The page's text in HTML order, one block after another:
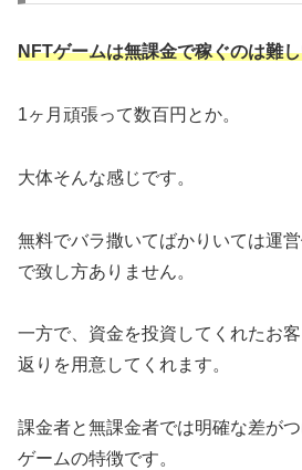
NFTゲームは無課金で稼ぐのは難
1ヶ月頑張って数百円とか。
大体そんな感じです。
無料でバラ撒いてばかりいては運
で致し方ありません。
一方で、資金を投資してくれたお
返りを用意してくれます。
課金者と無課金者では明確な差が
ゲームの特徴です。